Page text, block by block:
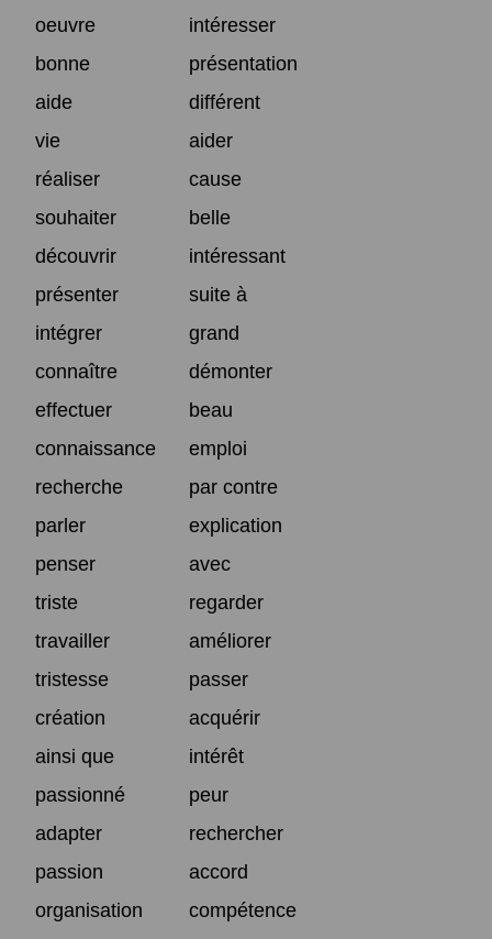
oeuvre
intéresser
bonne
présentation
aide
différent
vie
aider
réaliser
cause
souhaiter
belle
découvrir
intéressant
présenter
suite à
intégrer
grand
connaître
démonter
effectuer
beau
connaissance
emploi
recherche
par contre
parler
explication
penser
avec
triste
regarder
travailler
améliorer
tristesse
passer
création
acquérir
ainsi que
intérêt
passionné
peur
adapter
rechercher
passion
accord
organisation
compétence